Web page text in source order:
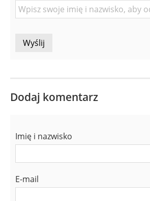
Osoby
Dodaj komentarz
Imię i nazwisko
E-mail